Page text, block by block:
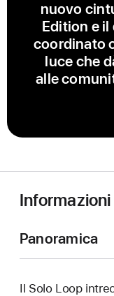
nuovo
Edition e
coordinato
luce che
alle
Panoramica
Il Solo Loop